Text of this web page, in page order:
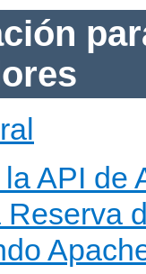
API de